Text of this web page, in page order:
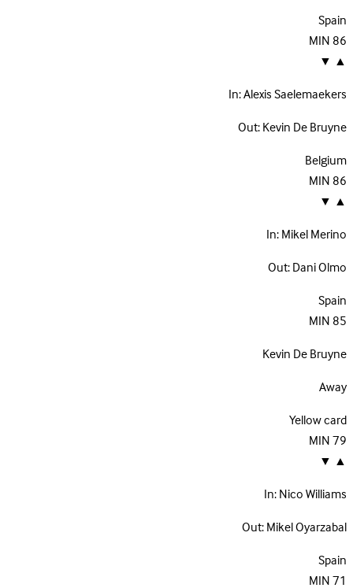
Spain
86
MIN
▲
▼
In:Alexis Saelemaekers
Out:Kevin De Bruyne
Belgium
86
MIN
▲
▼
In:Mikel Merino
Out:Dani Olmo
Spain
85
MIN
Kevin De Bruyne
Away
Yellow card
79
MIN
▲
▼
In:Nico Williams
Out:Mikel Oyarzabal
Spain
71
MIN